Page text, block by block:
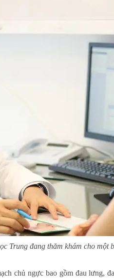
Trung đang thăm khám cho một
chủ ngực bao gồm đau lưng,